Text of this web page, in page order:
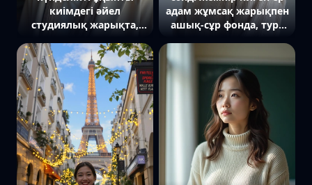
киімдегі әйел
студиялық жарықта,
бұлыңғырлық бар, тура
камераға қарап тұр
адам жұмсақ жарықпен
ашық-сұр фонда, тура